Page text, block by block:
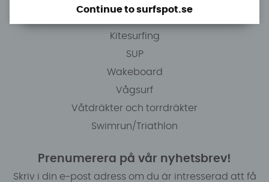
Kitesurfing
SUP
Wakeboard
Vågsurf
Våtdräkter och torrdräkter
Swimrun/Triathlon
Prenumerera på vår nyhetsbrev!
Skriv i din e-post adress om du är intresserad att få
Continue to surfspot.se